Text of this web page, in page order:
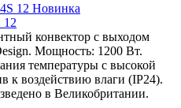
Новинка
12
конвектор с выходом
Мощность: 1200 Вт.
температуры с высокой
к воздействию влаги (IP24).
в Великобритании.